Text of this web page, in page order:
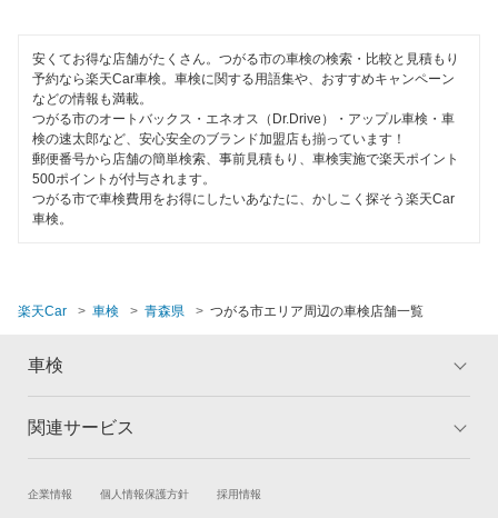
弘前市
三沢市
南津軽郡
むつ市
EV車OK
120分以内の車検
1日車検
夜間受付
安くてお得な店舗がたくさん。つがる市の車検の検索・比較と見積もり
予約なら楽天Car車検。車検に関する用語集や、おすすめキャンペーン
などの情報も満載。
つがる市のオートバックス・エネオス（Dr.Drive）・アップル車検・車
検の速太郎など、安心安全のブランド加盟店も揃っています！
郵便番号から店舗の簡単検索、事前見積もり、車検実施で楽天ポイント
500ポイントが付与されます。
つがる市で車検費用をお得にしたいあなたに、かしこく探そう楽天Car
車検。
楽天Car 車検 青森県 つがる市エリア周辺の車検店舗一覧
車検
トップ
車検の基礎知識 キャンペーン一覧
関連サービス
試乗・商談 新車購入
企業情報 個人情報保護方針 採用情報